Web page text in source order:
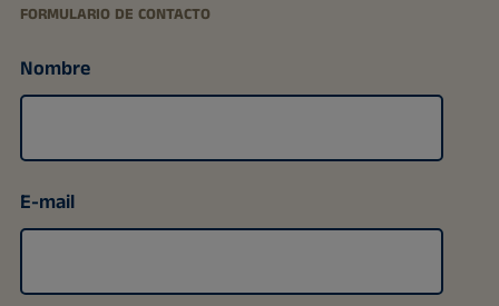
FORMULARIO DE CONTACTO
Nombre
E-mail